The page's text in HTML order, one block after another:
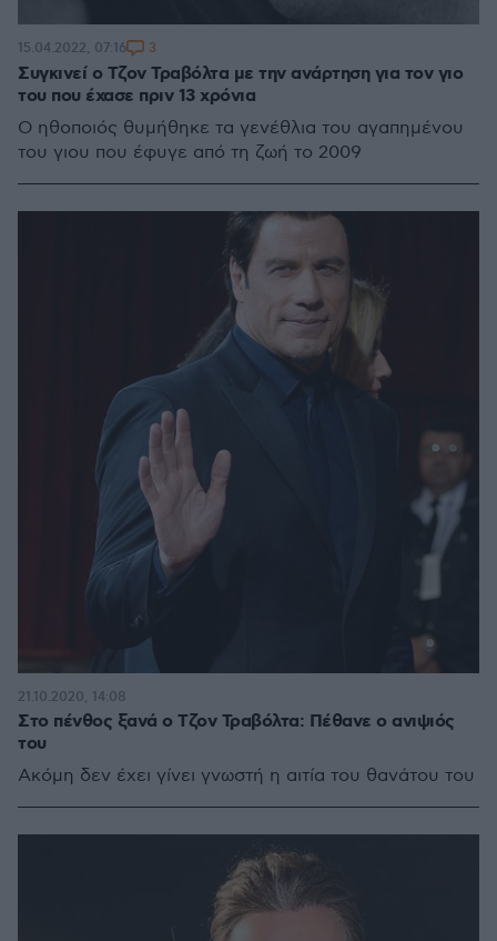
Συγκινεί ο Τζον Τραβόλτα με την ανάρτηση για τον γιο
του που έχασε πριν 13 χρόνια
Ο ηθοποιός θυμήθηκε τα γενέθλια του αγαπημένου
του γιου που έφυγε από τη ζωή το 2009
15.04.2022, 07:16 3
Στο πένθος ξανά ο Τζον Τραβόλτα: Πέθανε ο ανιψιός
του
Ακόμη δεν έχει γίνει γνωστή η αιτία του θανάτου του
21.10.2020, 14:08